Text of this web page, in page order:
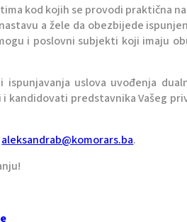
kod kojih se provodi praktična
a žele da obezbijede
i poslovni subjekti koji imaju
uslova uvođenja
kandidovati predstavnika Vašeg
aleksandrab@komorars.ba.